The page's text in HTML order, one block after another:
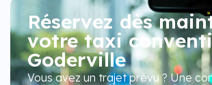
Réservez dès
votre taxi
Goderville
Vous avez un trajet prévu ? Une